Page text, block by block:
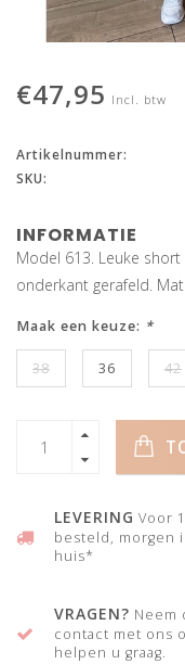
€47,95 Incl. btw
Artikelnummer:
SKU:
INFORMATIE
Model 613. Leuke
onderkant gerafeld.
Maak een keuze: *
38 36 42
LEVERING Voor
besteld, morgen
huis*
VRAGEN? Neem
contact met ons
helpen u graag.